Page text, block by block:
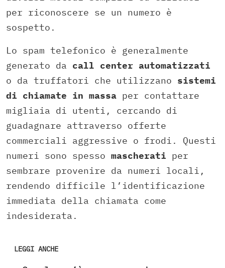
per riconoscere se un numero è
sospetto.
Lo spam telefonico è generalmente
generato da call center automatizzati
o da truffatori che utilizzano sistemi
di chiamate in massa per contattare
migliaia di utenti, cercando di
guadagnare attraverso offerte
commerciali aggressive o frodi. Questi
numeri sono spesso mascherati per
sembrare provenire da numeri locali,
rendendo difficile l’identificazione
immediata della chiamata come
indesiderata.
LEGGI ANCHE